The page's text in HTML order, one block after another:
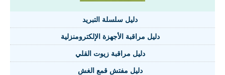
دليل سلسلة التبريد
دليل مراقبة الأجهزة الإلكترومنزلية
دليل مراقبة زيوت القلي
دليل مفتش قمع الغش